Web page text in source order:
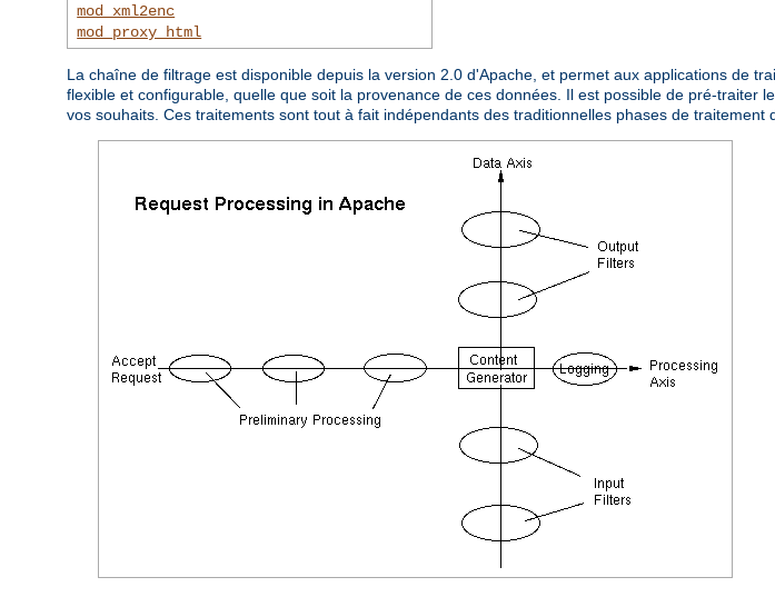
mod_xml2enc
mod_proxy_html
La chaîne de filtrage est disponible depuis la version 2.0 d'Apache, et permet aux applications de
flexible et configurable, quelle que soit la provenance de ces données. Il est possible de pré-traiter
vos souhaits. Ces traitements sont tout à fait indépendants des traditionnelles phases de traitement